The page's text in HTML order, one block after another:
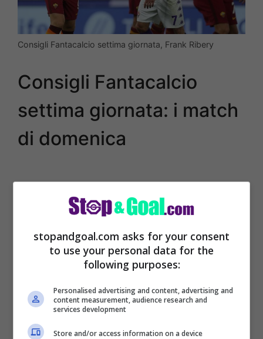
Consigli Fantacalcio settima giornata, Frank Ribery
Consigli Fantacalcio
settima giornata: i match
di domenica
Domenica 8/11 (ore 12.30)Lazio-Juventus
stopandgoal.com asks for your consent
to use your personal data for the
following purposes:
Personalised advertising and content, advertising and
content measurement, audience research and
services development
Store and/or access information on a device